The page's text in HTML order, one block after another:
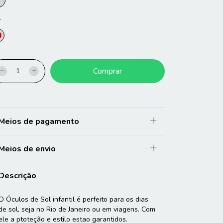
de pagamento
de envio
Óculos de Sol infantil é perfeito para os dias
sol, seja no Rio de Janeiro ou em viagens. Com
a ptoteção e estilo estao garantidos.